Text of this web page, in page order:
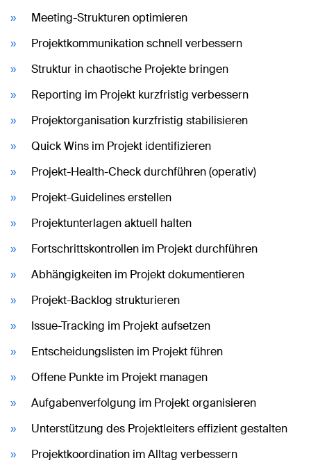
Meeting-Strukturen optimieren
Projektkommunikation schnell verbessern
Struktur in chaotische Projekte bringen
Reporting im Projekt kurzfristig verbessern
Projektorganisation kurzfristig stabilisieren
Quick Wins im Projekt identifizieren
Projekt-Health-Check durchführen (operativ)
Projekt-Guidelines erstellen
Projektunterlagen aktuell halten
Fortschrittskontrollen im Projekt durchführen
Abhängigkeiten im Projekt dokumentieren
Projekt-Backlog strukturieren
Issue-Tracking im Projekt aufsetzen
Entscheidungslisten im Projekt führen
Offene Punkte im Projekt managen
Aufgabenverfolgung im Projekt organisieren
Unterstützung des Projektleiters effizient gestalten
Projektkoordination im Alltag verbessern